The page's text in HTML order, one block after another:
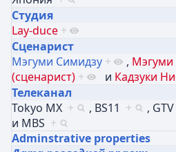
Студия
Lay-duce +
Сценарист
Мэгуми Симидзу + , Мэгуми
(сценарист) + и Кадзуки
Телеканал
Tokyo MX + , BS11 + , GTV
и MBS +
Adminstrative properties